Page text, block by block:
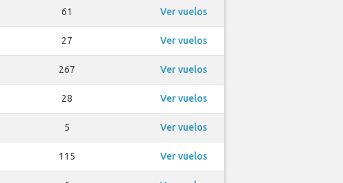
61 Ver vuelos
27 Ver vuelos
267 Ver vuelos
28 Ver vuelos
5 Ver vuelos
115 Ver vuelos